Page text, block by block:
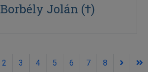
Borbély Jolán (†)
2 3 4 5 6 7 8